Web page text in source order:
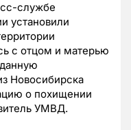
службе
установили
с отцом и матерью
Новосибирска
о похищении
УМВД.